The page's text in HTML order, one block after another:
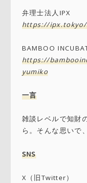
弁理士法人IPX
https://ipx.tokyo/
BAMBOO
https://
yumiko
一言
雑談レベルで知財
ら。そんな思いで
SNS
X（旧Twitter）